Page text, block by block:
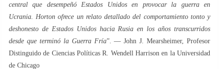
central que desempeñó Estados Unidos en provocar la guerra en
Ucrania. Horton ofrece un relato detallado del comportamiento tonto y
deshonesto de Estados Unidos hacia Rusia en los años transcurridos
desde que terminó la Guerra Fría”. — John J. Mearsheimer, Profesor
Distinguido de Ciencias Políticas R. Wendell Harrison en la Universidad
de Chicago